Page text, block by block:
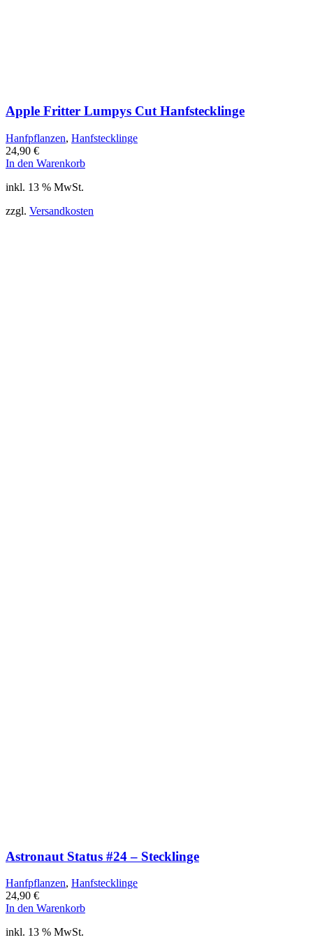
Apple Fritter Lumpys Cut Hanfstecklinge
Hanfpflanzen, Hanfstecklinge
24,90 €
In den Warenkorb
inkl. 13 % MwSt.
zzgl. Versandkosten
Astronaut Status #24 – Stecklinge
Hanfpflanzen, Hanfstecklinge
24,90 €
In den Warenkorb
inkl. 13 % MwSt.